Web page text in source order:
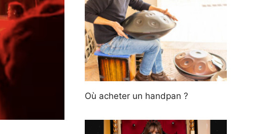
Où acheter un handpan ?